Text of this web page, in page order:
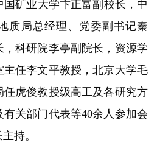
国矿业大学卞正富副校长，中
质局总经理、党委副书记秦
科研院李亭副院长，资源学
任李文平教授，北京大学毛
虎俊教授级高工及各研究方
关部门代表等40余人参加会
持。